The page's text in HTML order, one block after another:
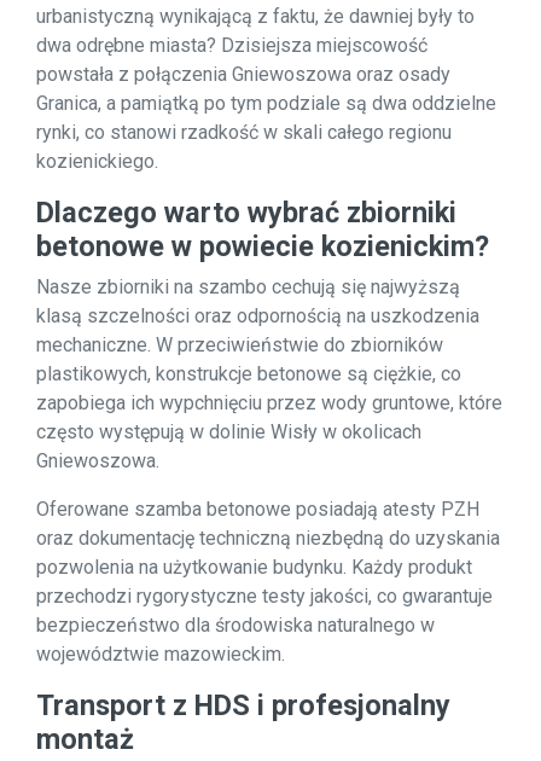
urbanistyczną wynikającą z faktu, że dawniej były to
dwa odrębne miasta? Dzisiejsza miejscowość
powstała z połączenia Gniewoszowa oraz osady
Granica, a pamiątką po tym podziale są dwa oddzielne
rynki, co stanowi rzadkość w skali całego regionu
kozienickiego.
Dlaczego warto wybrać zbiorniki
betonowe w powiecie kozienickim?
Nasze zbiorniki na szambo cechują się najwyższą
klasą szczelności oraz odpornością na uszkodzenia
mechaniczne. W przeciwieństwie do zbiorników
plastikowych, konstrukcje betonowe są ciężkie, co
zapobiega ich wypchnięciu przez wody gruntowe, które
często występują w dolinie Wisły w okolicach
Gniewoszowa.
Oferowane szamba betonowe posiadają atesty PZH
oraz dokumentację techniczną niezbędną do uzyskania
pozwolenia na użytkowanie budynku. Każdy produkt
przechodzi rygorystyczne testy jakości, co gwarantuje
bezpieczeństwo dla środowiska naturalnego w
województwie mazowieckim.
Transport z HDS i profesjonalny
montaż